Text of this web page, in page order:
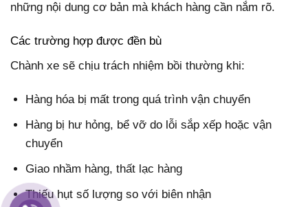
những nội dung cơ bản mà khách hàng cần nắm rõ.
Các trường hợp được đền bù
Chành xe sẽ chịu trách nhiệm bồi thường khi:
Hàng hóa bị mất trong quá trình vận chuyển
Hàng bị hư hỏng, bể vỡ do lỗi sắp xếp hoặc vận
chuyển
Giao nhầm hàng, thất lạc hàng
Thiếu hụt số lượng so với biên nhận